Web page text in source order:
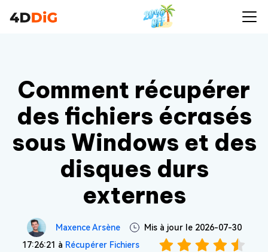
Comment récupérer
des fichiers écrasés
sous Windows et des
disques durs
externes
Maxence Arsène
Mis à jour le 2026-07-30
17:26:21 à Récupérer Fichiers